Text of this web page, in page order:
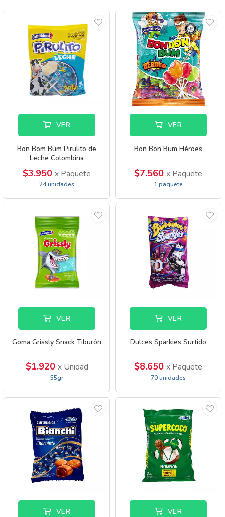
VER
Bon Bom Bum Pirulito de
Leche Colombina
$3.950 x Paquete
24 unidades
VER
Bon Bon Bum Héroes
$7.560 x Paquete
1 paquete
VER
Goma Grissly Snack Tiburón
$1.920 x Unidad
55gr
VER
Dulces Sparkies Surtido
$8.650 x Paquete
70 unidades
VER VER